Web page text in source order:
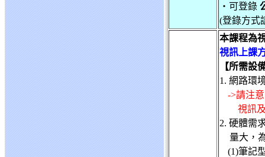
‧可登錄
(登錄方式
本課程為
視訊上課
【所需設
1. 網路環
->請注
視訊
2. 硬體需
量大，
(1)筆記